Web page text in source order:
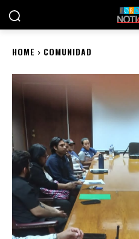
HOME COMUNIDAD